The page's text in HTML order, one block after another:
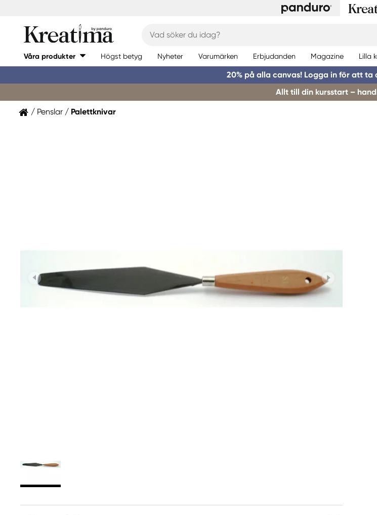
Våra produkter Högst betyg Nyheter Varumärken Erbjudanden Magazine Lilla
20% på alla canvas! Logga in för att ta
Allt till din kursstart –
Penslar Palettknivar